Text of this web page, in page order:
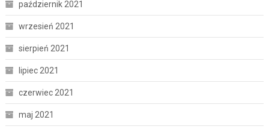
październik 2021
wrzesień 2021
sierpień 2021
lipiec 2021
czerwiec 2021
maj 2021